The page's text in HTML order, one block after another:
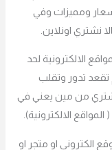
ومميزات وفي
نشتري اونلاين.
الالكترونية لحد
تدور وتقلب
من مين يعني في
الالكترونية).
الكتروني او متجر او